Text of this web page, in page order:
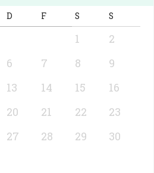
D F S S
1
2
6 7 8
9
13 14 15
16
20 21 22
23
27 28 29
30